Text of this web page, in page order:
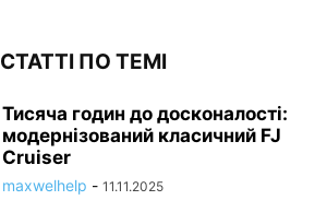
СТАТТІ ПО ТЕМІ
Тисяча годин до досконалості:
модернізований класичний FJ
Cruiser
maxwelhelp - 11.11.2025